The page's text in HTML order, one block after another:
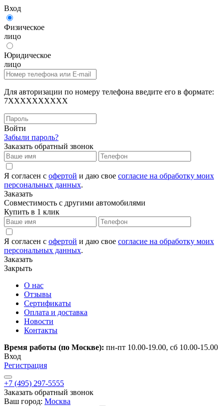
Вход
Физическое
лицо
Юридическое
лицо
Для авторизации по номеру телефона введите его в формате:
7XXXXXXXXXX
Войти
Забыли пароль?
Заказать обратный звонок
Я согласен с офертой и даю свое согласие на обработку моих
персональных данных.
Заказать
Совместимость с другими автомобилями
Купить в 1 клик
Я согласен с офертой и даю свое согласие на обработку моих
персональных данных.
Заказать
Закрыть
О нас
Отзывы
Сертификаты
Оплата и доставка
Новости
Контакты
Время работы (по Москве): пн-пт 10.00-19.00, сб 10.00-15.00
Вход
Регистрация
+7 (495) 297-5555
Заказать обратный звонок
Ваш город: Москва